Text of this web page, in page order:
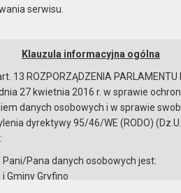
serwisu Aktualności
korzystania Dostępność
serwisu.
Klauzula informacyjna ogólna
13 ROZPORZĄDZENIA PARLAMENTU
27 kwietnia 2016 r. w sprawie
danych osobowych i w sprawie
dyrektywy 95/46/WE (RODO)
Pana danych osobowych jest:
Gminy Gryfino